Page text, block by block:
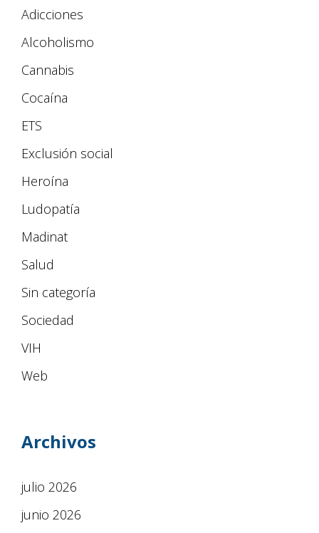
Adicciones
Alcoholismo
Cannabis
Cocaína
ETS
Exclusión social
Heroína
Ludopatía
Madinat
Salud
Sin categoría
Sociedad
VIH
Web
Archivos
julio 2026
junio 2026